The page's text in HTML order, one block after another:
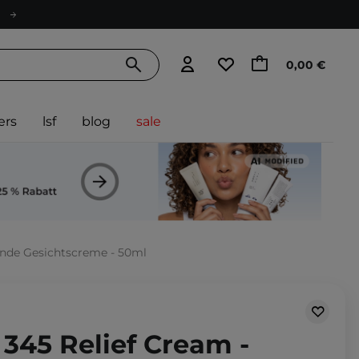
0,00 €
lsf blog sale
Gesichtscreme - 50ml
Relief Cream -